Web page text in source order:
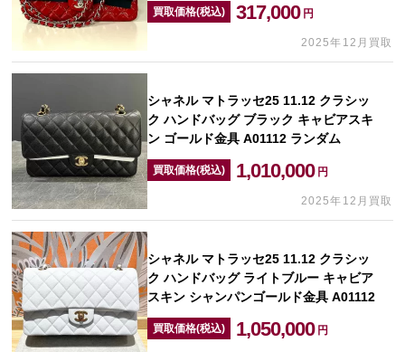
買取価格(税込) 317,000 円
2025年12月買取
シャネル マトラッセ25 11.12 クラシッ
ク ハンドバッグ ブラック キャビアスキ
ン ゴールド金具 A01112 ランダム
買取価格(税込) 1,010,000 円
2025年12月買取
シャネル マトラッセ25 11.12 クラシッ
ク ハンドバッグ ライトブルー キャビア
スキン シャンパンゴールド金具 A01112
買取価格(税込) 1,050,000 円